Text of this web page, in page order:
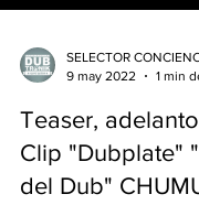
SELECTOR
9 may 2022
1 min
Teaser,